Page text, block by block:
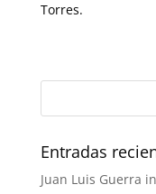
Torres.
Entradas
Juan Luis Guerra